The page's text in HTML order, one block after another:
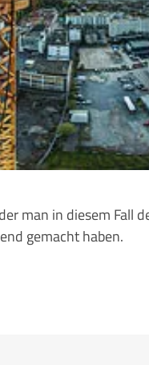
man in diesem Fall
gemacht haben.